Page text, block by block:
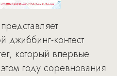
джиббинг-контест
который впервые
году соревнования